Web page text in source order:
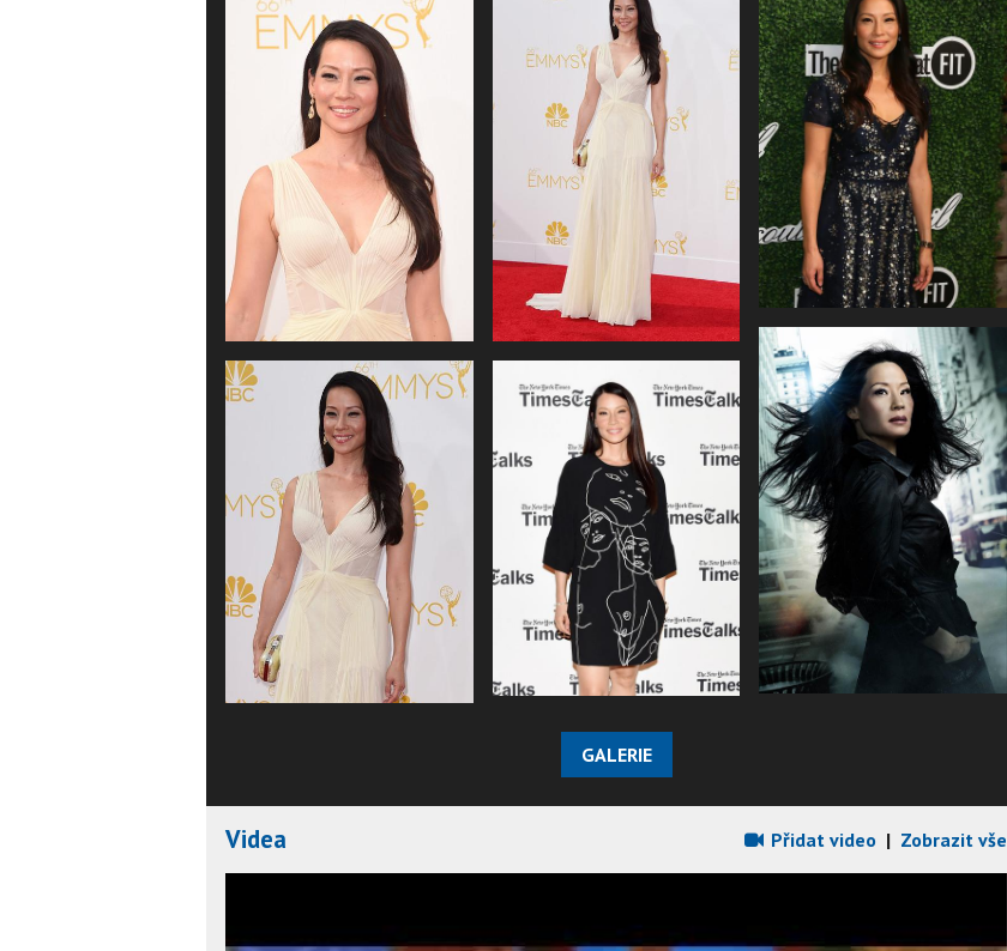
GALERIE
Videa Přidat video | Zobrazit vše